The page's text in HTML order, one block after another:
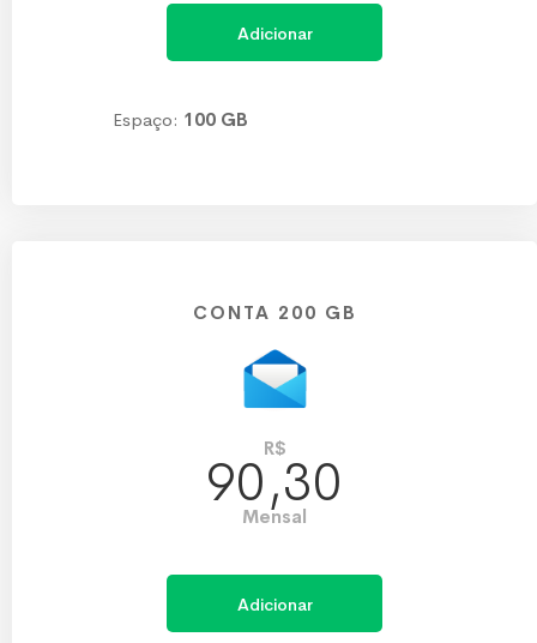
Adicionar
Espaço: 100 GB
CONTA 200 GB
R$
90,30
Mensal
Adicionar